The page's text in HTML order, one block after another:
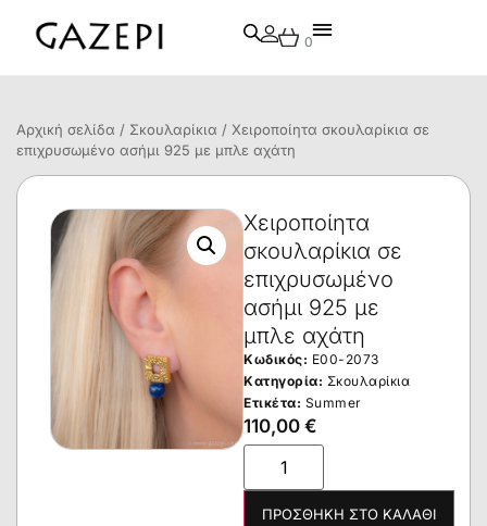
0
Αρχική σελίδα / Σκουλαρίκια / Χειροποίητα σκουλαρίκια σε
επιχρυσωμένο ασήμι 925 με μπλε αχάτη
Χειροποίητα
σκουλαρίκια σε
επιχρυσωμένο
ασήμι 925 με
μπλε αχάτη
Κωδικός: E00-2073
Κατηγορία: Σκουλαρίκια
Ετικέτα: Summer
110,00 €
ΠΡΟΣΘΉΚΗ ΣΤΟ ΚΑΛΆΘΙ